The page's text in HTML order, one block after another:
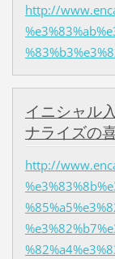
http://
イニシャル
ナライズの
http://